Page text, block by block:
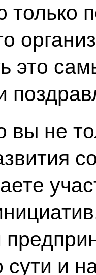
только
это
вы не
сути и